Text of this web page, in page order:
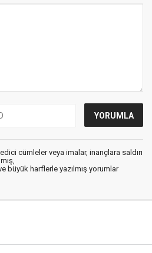
cümleler veya imalar, inançlara saldırı
büyük harflerle yazılmış yorumlar